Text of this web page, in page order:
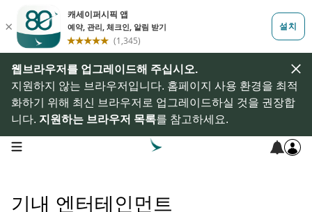
웹브라우저를 업그레이드해 주십시오.
지원하지 않는 브라우저입니다. 홈페이지 사용 환경을 최적
화하기 위해 최신 브라우저로 업그레이드하실 것을 권장합
니다. 지원하는 브라우저 목록를 참고하세요.
open navigation menu
기내 엔터테인먼트